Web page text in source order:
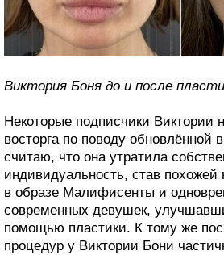
Виктория Боня до и после
Некоторые подписчики Виктории
восторга по поводу обновлённой
считаю, что она утратила
индивидуальность, став
в образе Малифисенты и
современных девушек,
помощью пластики. К тому же
процедур у Виктории Бони